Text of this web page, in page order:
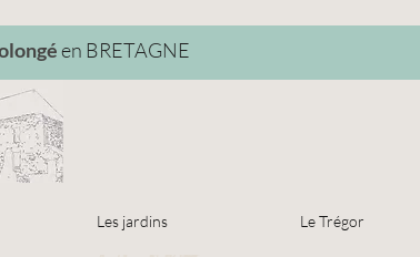
en BRETAGNE
Les jardins Le Trégor